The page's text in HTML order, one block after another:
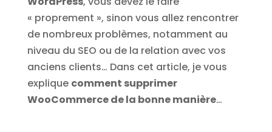
« proprement », sinon vous allez rencontrer
de nombreux problèmes, notamment au
niveau du SEO ou de la relation avec vos
anciens clients… Dans cet article, je vous
explique comment supprimer
WooCommerce de la bonne manière…